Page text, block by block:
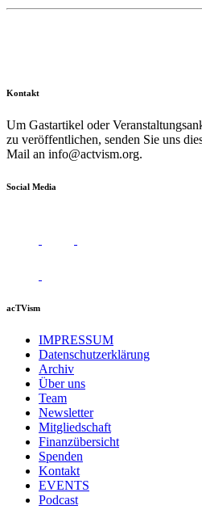
Kontakt
Um Gastartikel oder
zu veröffentlichen, senden Sie uns
Mail an info@actvism.org.
Social Media
acTVism
IMPRESSUM
Datenschutzerklärung
Archiv
Über uns
Team
Newsletter
Mitgliedschaft
Finanzübersicht
Spenden
Kontakt
EVENTS
Podcast